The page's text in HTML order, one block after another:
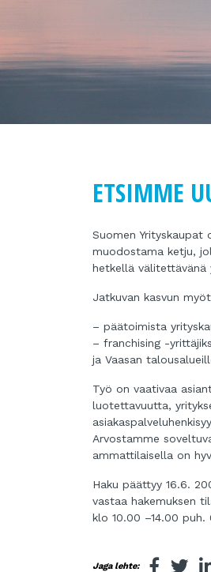
ETSIMME
Suomen Yrityskaupat
muodostama ketju,
hetkellä välitettävänä
Jatkuvan kasvun
– päätoimista
– franchising -
ja Vaasan
Työ on vaativaa
luotettavuutta,
Arvostamme
ammattilaisella on
Haku päättyy 16.6.
vastaa hakemuksen
klo 10.00 –14.00 puh.
Jaga lehte: